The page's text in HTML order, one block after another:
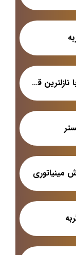
فروش غذای سگ شکاری با نازلترین قیمت
مینیاتوری